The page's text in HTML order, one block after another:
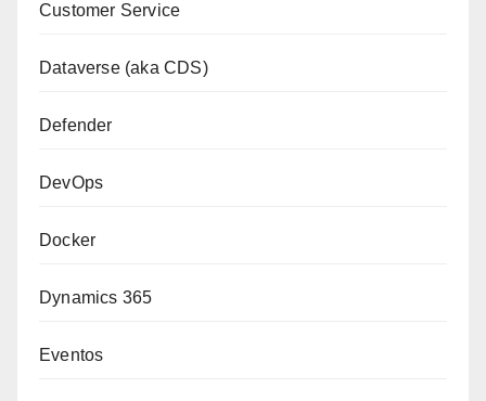
Customer Service
Dataverse (aka CDS)
Defender
DevOps
Docker
Dynamics 365
Eventos